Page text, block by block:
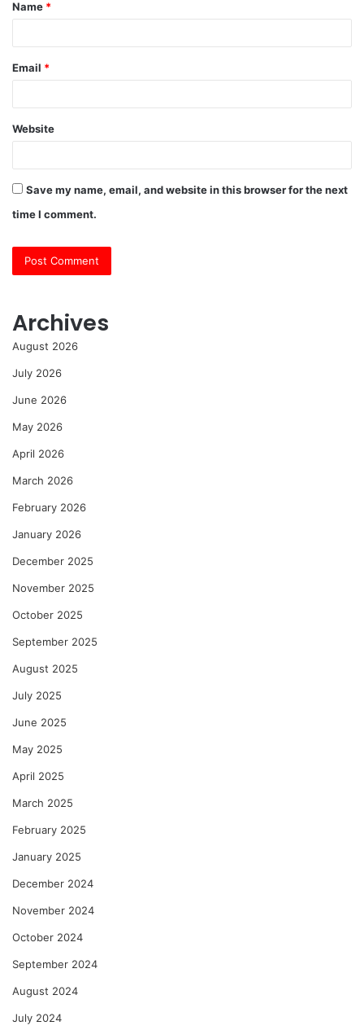
*
Name *
Email *
Website
Save my name, email, and website in this browser for the next
time I comment.
Archives
August 2026
July 2026
June 2026
May 2026
April 2026
March 2026
February 2026
January 2026
December 2025
November 2025
October 2025
September 2025
August 2025
July 2025
June 2025
May 2025
April 2025
March 2025
February 2025
January 2025
December 2024
November 2024
October 2024
September 2024
August 2024
July 2024